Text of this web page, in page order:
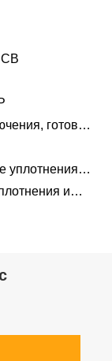
готовых
уплотнения
и
с